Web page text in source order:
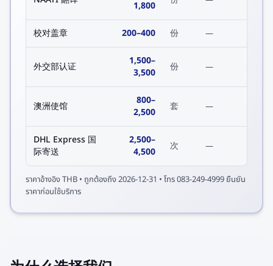
1,800
校对盖章 200–400 份 —
外交部认证 1,500–
3,500
份 —
澳洲使馆 800–
2,500
套 —
DHL Express 国
际寄送
2,500–
4,500
次 —
ราคาอ้างอิงTHB • ถูกต้องถึง2026-12-31 • โทร 083-249-4999 ยืนยัน
ราคาก่อนใช้บริการ